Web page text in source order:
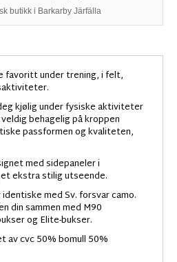
butikk i Barkarby Järfälla
favoritt under trening, i felt,
kjølig under fysiske aktiviteter
behagelig på kroppen
passformen og kvaliteten,
med sidepaneler i
ekstra stilig utseende.
med Sv. forsvar camo.
din sammen med M90
og Elite-bukser.
av cvc 50% bomull 50%